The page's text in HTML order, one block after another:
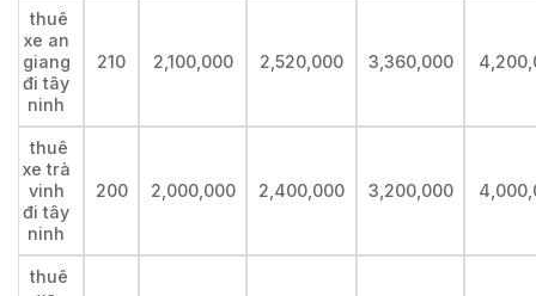
thuê
xe an
giang
đi tây
ninh
210 2,100,000 2,520,000 3,360,000
thuê
xe trà
vinh
đi tây
ninh
200 2,000,000 2,400,000 3,200,000
thuê